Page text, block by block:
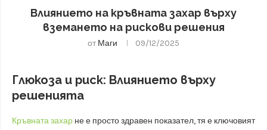
Влиянието на кръвната захар върху
вземането на рискови решения
от Маги 09/12/2025
Глюкоза и риск: Влиянието върху
решенията
Кръвната захар не е просто здравен показател, тя е ключовият